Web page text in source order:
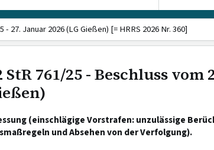
- 27. Januar 2026 (LG Gießen) [= HRRS 2026 Nr. 360]
StR 761/25 - Beschluss vom
(einschlägige Vorstrafen: unzulässige
und Absehen von der Verfolgung).